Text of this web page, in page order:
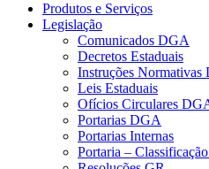
Produtos e Serviços
Legislação
Comunicados DGA
Decretos Estaduais
Instruções Normativas
Leis Estaduais
Ofícios Circulares
Portarias DGA
Portarias Internas
Portaria –